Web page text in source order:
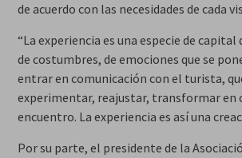
de acuerdo con las necesidades de cada
“La experiencia es una especie de
de costumbres, de emociones que se
entrar en comunicación con el turista,
experimentar, reajustar, transformar en
encuentro. La experiencia es así una
Por su parte, el presidente de la